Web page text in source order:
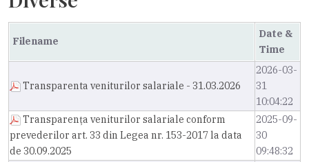
Filename
Date &
Time
Transparenta veniturilor salariale - 31.03.2026
2026-03-
31
10:04:22
Transparența veniturilor salariale conform
prevederilor art. 33 din Legea nr. 153-2017 la data
de 30.09.2025
2025-09-
30
09:48:32